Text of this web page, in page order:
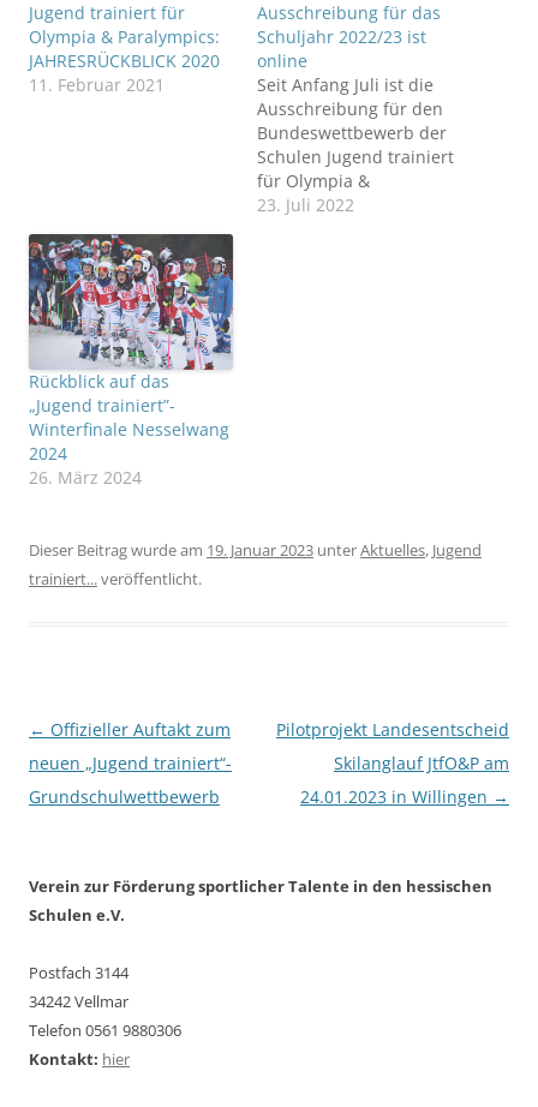
Jugend trainiert für
Olympia & Paralympics:
JAHRESRÜCKBLICK 2020
11. Februar 2021
Ausschreibung für das
Schuljahr 2022/23 ist
online
Seit Anfang Juli ist die
Ausschreibung für den
Bundeswettbewerb der
Schulen Jugend trainiert
für Olympia &
Paralympics auf der
Bundesfinale von…
23. Juli 2022
Rückblick auf das
„Jugend trainiert”-
Winterfinale Nesselwang
2024
26. März 2024
Dieser Beitrag wurde am 19. Januar 2023 unterAktuelles, Jugend
trainiert...veröffentlicht.
Beitragsnavigation
← Offizieller Auftakt zum
neuen „Jugend trainiert“-
Grundschulwettbewerb
Pilotprojekt Landesentscheid
Skilanglauf JtfO&P am
24.01.2023 in Willingen →
Verein zur Förderung sportlicher Talente in den hessischen
Schulen e.V.
Postfach 3144
34242 Vellmar
Telefon 0561 9880306
Kontakt: hier